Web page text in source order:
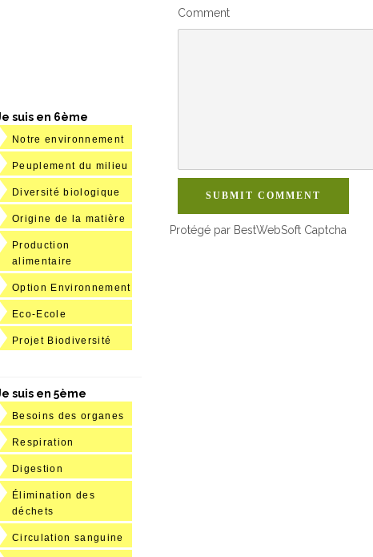
Comment
SUBMIT COMMENT
Protégé par BestWebSoft Captcha
suis en 6ème
Notre environnement
Peuplement du milieu
Diversité biologique
Origine de la matière
Production
alimentaire
Option Environnement
Eco-Ecole
Projet Biodiversité
suis en 5ème
Besoins des organes
Respiration
Digestion
Élimination des
déchets
Circulation sanguine